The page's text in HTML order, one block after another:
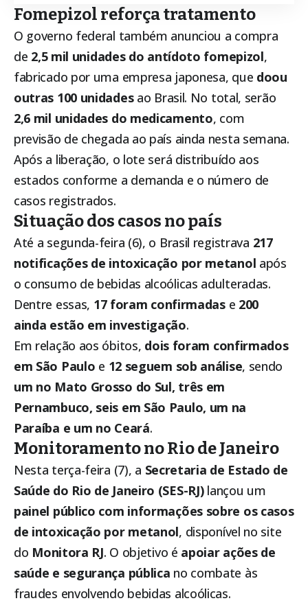
Fomepizol reforça tratamento
O governo federal também anunciou a compra
de 2,5 mil unidades do antídoto fomepizol,
fabricado por uma empresa japonesa, que doou
outras 100 unidadesao Brasil. No total, serão
2,6 mil unidades do medicamento, com
previsão de chegada ao país ainda nesta semana.
Após a liberação, o lote será distribuído aos
estados conforme a demanda e o número de
casos registrados.
Situação dos casos no país
Até a segunda-feira (6), o Brasil registrava 217
notificações de intoxicação por metanol após
o consumo de bebidas alcoólicas adulteradas.
Dentre essas, 17 foram confirmadase 200
ainda estão em investigação.
Em relação aos óbitos, dois foram confirmados
em São Paulo e 12 seguem sob análise, sendo
um no Mato Grosso do Sul, três em
Pernambuco, seis em São Paulo, um na
Paraíba e um no Ceará.
Monitoramento no Rio de Janeiro
Nesta terça-feira (7), a Secretaria de Estado de
Saúde do Rio de Janeiro (SES-RJ)lançou um
painel público com informações sobre os casos
de intoxicação por metanol, disponível no site
do Monitora RJ. O objetivo é apoiar ações de
saúde e segurança pública no combate às
fraudes envolvendo bebidas alcoólicas.